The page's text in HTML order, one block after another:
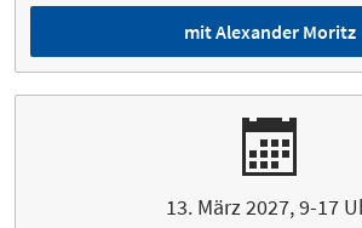
mit Alexander Moritz
13. März 2027, 9-17